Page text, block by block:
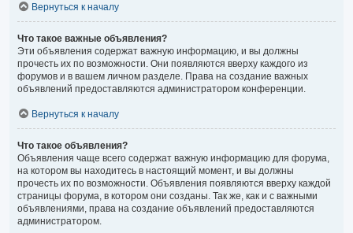
Вернуться к началу
Что такое важные объявления?
Эти объявления содержат важную информацию, и вы должны
прочесть их по возможности. Они появляются вверху каждого из
форумов и в вашем личном разделе. Права на создание важных
объявлений предоставляются администратором конференции.
Вернуться к началу
Что такое объявления?
Объявления чаще всего содержат важную информацию для форума,
на котором вы находитесь в настоящий момент, и вы должны
прочесть их по возможности. Объявления появляются вверху каждой
страницы форума, в котором они созданы. Так же, как и с важными
объявлениями, права на создание объявлений предоставляются
администратором.